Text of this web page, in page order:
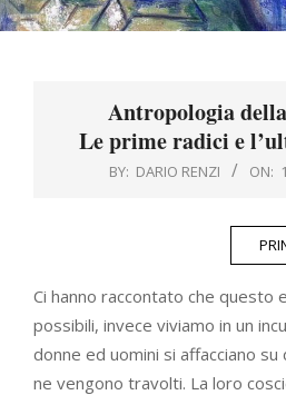
Antropologia
Le prime radici e
BY: DARIO RENZI ON:
Ci hanno raccontato che questo
possibili, invece viviamo in un
donne ed uomini si affacciano
ne vengono travolti. La loro